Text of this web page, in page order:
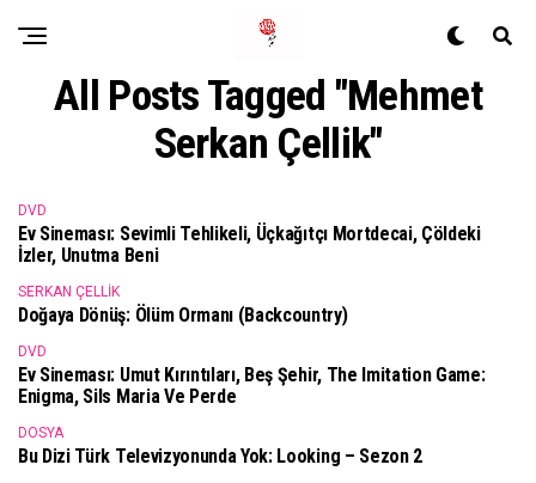
All Posts Tagged "Mehmet
Serkan Çellik"
DVD
Ev Sineması: Sevimli Tehlikeli, Üçkağıtçı Mortdecai, Çöldeki
İzler, Unutma Beni
SERKAN ÇELLIK
Doğaya Dönüş: Ölüm Ormanı (Backcountry)
DVD
Ev Sineması: Umut Kırıntıları, Beş Şehir, The Imitation Game:
Enigma, Sils Maria Ve Perde
DOSYA
Bu Dizi Türk Televizyonunda Yok: Looking – Sezon 2